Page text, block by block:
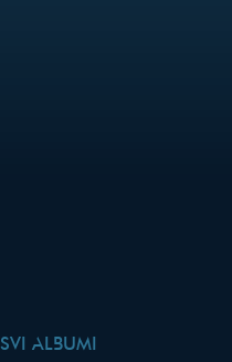
SVI ALBUMI